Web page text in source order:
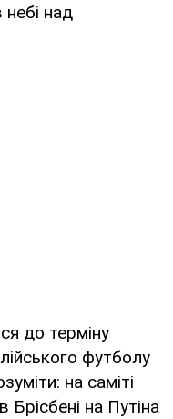
небі над
до терміну
футболу
на саміті
Брісбені на Путіна